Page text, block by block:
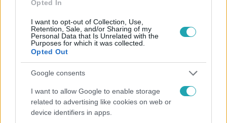
Opted In
I want to opt-out of Collection, Use,
Retention, Sale, and/or Sharing of my
Personal Data that Is Unrelated with the
Purposes for which it was collected.
Opted Out
Google consents
I want to allow Google to enable storage
related to advertising like cookies on web or
device identifiers in apps.
Népszerű